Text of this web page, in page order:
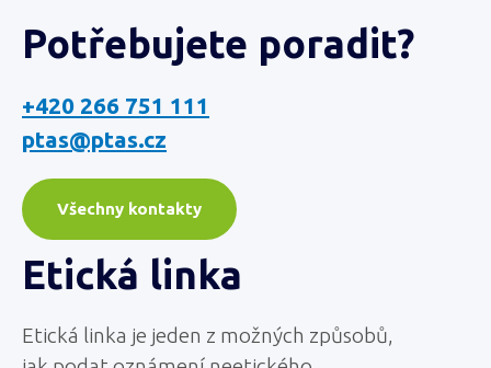
Potřebujete poradit?
+420 266 751 111
ptas@ptas.cz
Všechny kontakty
Etická linka
Etická linka je jeden z možných způsobů,